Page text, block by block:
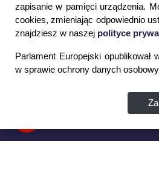
zapisanie w pamięci urządzenia.
cookies, zmieniając odpowiednio
znajdziesz w naszej polityce
Parlament Europejski opublikował
w sprawie ochrony danych
Podaj swój adres e-mail i
informacje z
Wyrażam zgodę na
ZAPISZ SIĘ